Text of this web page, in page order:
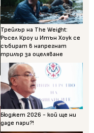
Трейлър на The Weight:
Ръсел Кроу и Итън Хоук се
събират в напрегнат
трилър за оцеляване
Бюджет 2026 - кой ще ни
даде пари?!